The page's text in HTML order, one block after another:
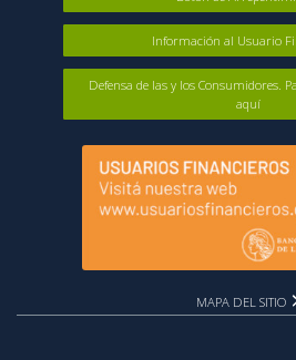
Información al Usuario
Defensa de las y los Consumidores.
aquí
MAPA DEL SITIO